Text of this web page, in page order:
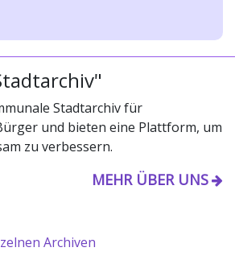
Stadtarchiv für
und bieten eine Plattform, um
zu verbessern.
MEHR ÜBER UNS
Archiven